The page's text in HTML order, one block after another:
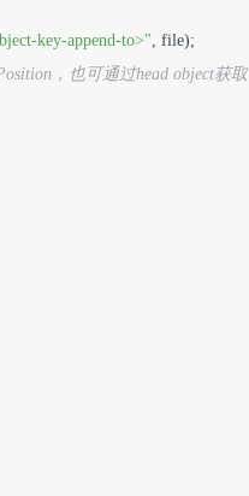
key-append-to>"
，也可通过head object获取